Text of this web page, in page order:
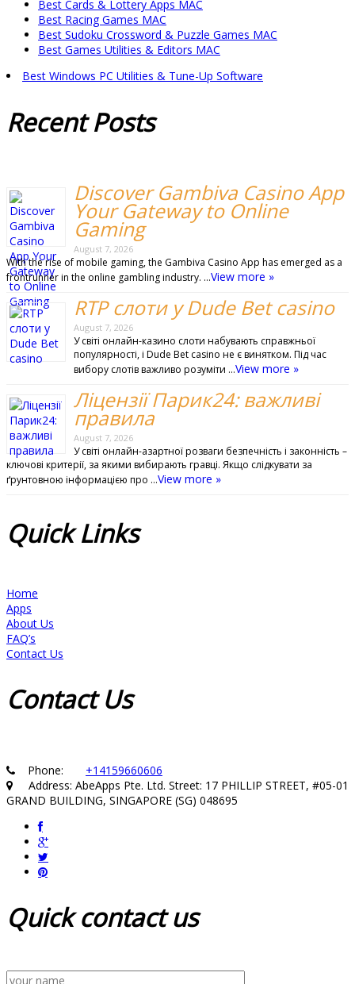
Best Cards & Lottery Apps MAC
Best Racing Games MAC
Best Sudoku Crossword & Puzzle Games MAC
Best Games Utilities & Editors MAC
Best Windows PC Utilities & Tune-Up Software
RecentPosts
Discover Gambiva Casino App
Your Gateway to Online
Gaming
August 7, 2026
With the rise of mobile gaming, the Gambiva Casino App has emerged as a
frontrunner in the online gambling industry. …View more »
RTP слоти у Dude Bet casino
August 7, 2026
У світі онлайн‑казино слоти набувають справжньої
популярності, і Dude Bet casino не є винятком. Під час
вибору слотів важливо розуміти …View more »
Ліцензії Парик24: важливі
правила
August 7, 2026
У світі онлайн-азартної розваги безпечність і законність –
ключові критерії, за якими вибирають гравці. Якщо слідкувати за
ґрунтовною інформацією про …View more »
QuickLinks
Home
Apps
About Us
FAQ’s
Contact Us
ContactUs
Phone: +14159660606
Address: AbeApps Pte. Ltd. Street: 17 PHILLIP STREET, #05-01
GRAND BUILDING, SINGAPORE (SG) 048695
Quickcontact us